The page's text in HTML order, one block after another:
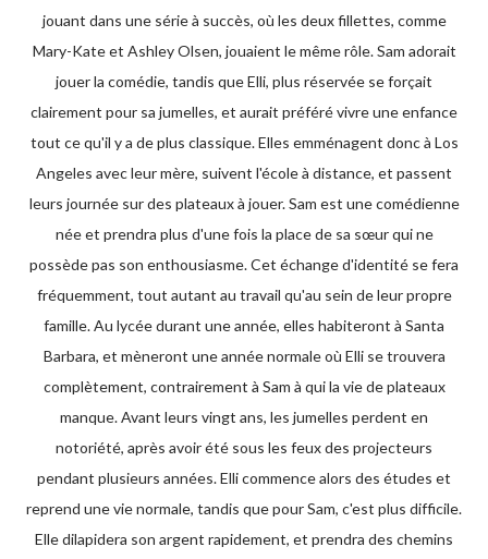
jouant dans une série à succès, où les deux fillettes, comme
Mary-Kate et Ashley Olsen, jouaient le même rôle. Sam adorait
jouer la comédie, tandis que Elli, plus réservée se forçait
clairement pour sa jumelles, et aurait préféré vivre une enfance
tout ce qu'il y a de plus classique. Elles emménagent donc à Los
Angeles avec leur mère, suivent l'école à distance, et passent
leurs journée sur des plateaux à jouer. Sam est une comédienne
née et prendra plus d'une fois la place de sa sœur qui ne
possède pas son enthousiasme. Cet échange d'identité se fera
fréquemment, tout autant au travail qu'au sein de leur propre
famille. Au lycée durant une année, elles habiteront à Santa
Barbara, et mèneront une année normale où Elli se trouvera
complètement, contrairement à Sam à qui la vie de plateaux
manque. Avant leurs vingt ans, les jumelles perdent en
notoriété, après avoir été sous les feux des projecteurs
pendant plusieurs années. Elli commence alors des études et
reprend une vie normale, tandis que pour Sam, c'est plus difficile.
Elle dilapidera son argent rapidement, et prendra des chemins